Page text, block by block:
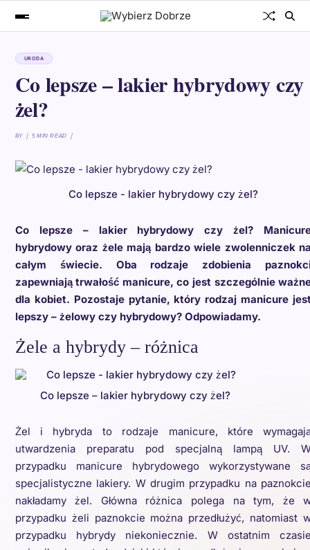
URODA
Co lepsze – lakier hybrydowy czy
żel?
BY 5 MIN READ
Co lepsze - lakier hybrydowy czy żel?
Co lepsze – lakier hybrydowy czy żel?
hybrydowy oraz żele mają bardzo wiele zwolenniczek
całym świecie. Oba rodzaje zdobienia
zapewniają trwałość manicure, co jest szczególnie
dla kobiet. Pozostaje pytanie, który rodzaj manicure
lepszy – żelowy czy hybrydowy? Odpowiadamy.
Żele a hybrydy – różnica
Co lepsze – lakier hybrydowy czy żel?
Żel i hybryda to rodzaje manicure, które
utwardzenia preparatu pod specjalną lampą UV.
przypadku manicure hybrydowego wykorzystywane
specjalistyczne lakiery. W drugim przypadku na
nakładamy żel. Główna różnica polega na tym, że
przypadku żeli paznokcie można przedłużyć, natomiast
przypadku hybrydy niekoniecznie. W ostatnim